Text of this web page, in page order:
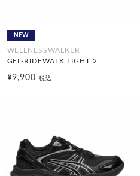
NEW
WELLNESSWALKER
GEL-RIDEWALK LIGHT 2
¥9,900税込